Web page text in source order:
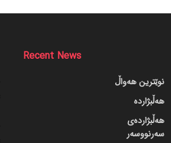
نوێترین هەواڵ
هەڵبژاردە
هەڵبژاردەی
سەرنووسەر
Recent News